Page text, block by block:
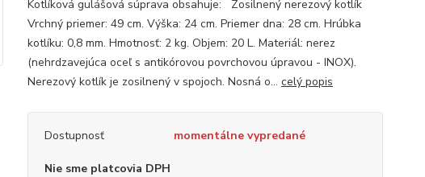
Kotlíková gulášová súprava obsahuje: Zosilnený nerezový kotlík
Vrchný priemer: 49 cm. Výška: 24 cm. Priemer dna: 28 cm. Hrúbka
kotlíku: 0,8 mm. Hmotnosť: 2 kg. Objem: 20 L. Materiál: nerez
(nehrdzavejúca oceľ s antikórovou povrchovou úpravou - INOX).
Nerezový kotlík je zosilnený v spojoch. Nosná o... celý popis
Dostupnosť momentálne vypredané
Nie sme platcovia DPH